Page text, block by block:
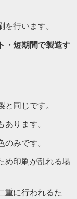
行います。
・短期間で製造す
同じです。
ります。
みです。
め印刷が乱れる場
重に行われるた